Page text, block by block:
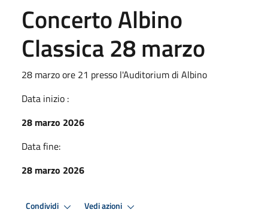
Concerto Albino
Classica 28 marzo
28 marzo ore 21 presso l'Auditorium di Albino
Data inizio :
28 marzo 2026
Data fine:
28 marzo 2026
Condividi Vedi azioni